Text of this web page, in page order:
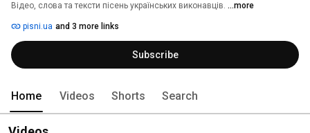
Відео, слова та тексти пісень українських виконавців. ...more
pisni.ua and 3 more links
Subscribe
Home Videos Shorts Search